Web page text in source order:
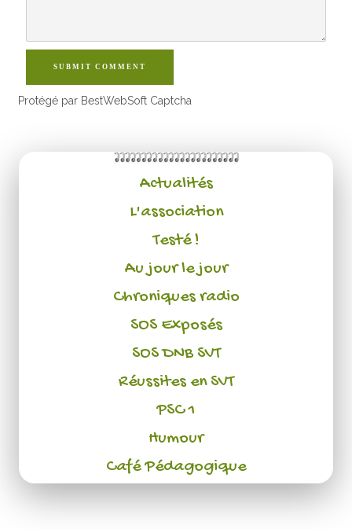
SUBMIT COMMENT
Protégé par BestWebSoft Captcha
Actualités
L'association
Testé !
Au jour le jour
Chroniques radio
SOS Exposés
SOS DNB SVT
Réussites en SVT
PSC 1
Humour
Café Pédagogique